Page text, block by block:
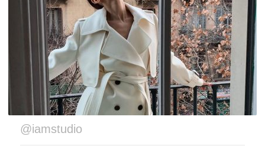
@iamstudio